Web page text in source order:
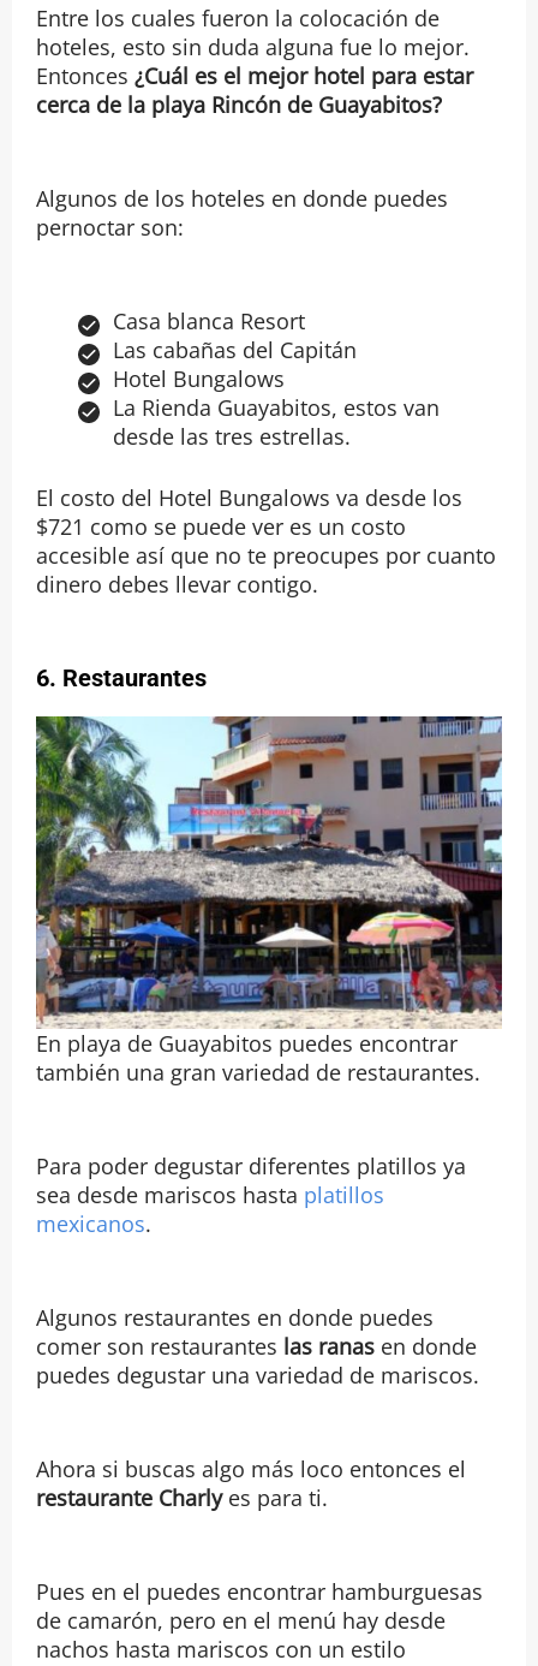
Entre los cuales fueron la colocación de
hoteles, esto sin duda alguna fue lo mejor.
Entonces ¿Cuál es el mejor hotel para estar
cerca de la playa Rincón de Guayabitos?
Algunos de los hoteles en donde puedes
pernoctar son:
Casa blanca Resort
Las cabañas del Capitán
Hotel Bungalows
La Rienda Guayabitos, estos van
desde las tres estrellas.
El costo del Hotel Bungalows va desde los
$721 como se puede ver es un costo
accesible así que no te preocupes por cuanto
dinero debes llevar contigo.
6. Restaurantes
En playa de Guayabitos puedes encontrar
también una gran variedad de restaurantes.
Para poder degustar diferentes platillos ya
sea desde mariscos hasta platillos
mexicanos.
Algunos restaurantes en donde puedes
comer son restaurantes las ranasen donde
puedes degustar una variedad de mariscos.
Ahora si buscas algo más loco entonces el
restaurante Charlyes para ti.
Pues en el puedes encontrar hamburguesas
de camarón, pero en el menú hay desde
nachos hasta mariscos con un estilo